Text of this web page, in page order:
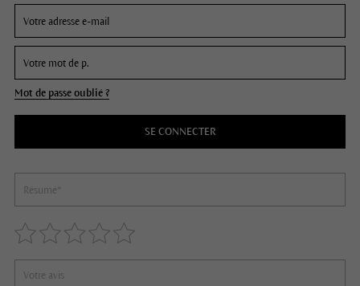
Mot de passe oublié ?
SE CONNECTER